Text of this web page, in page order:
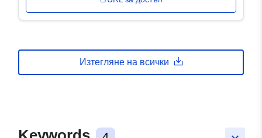
Изтегляне на всички